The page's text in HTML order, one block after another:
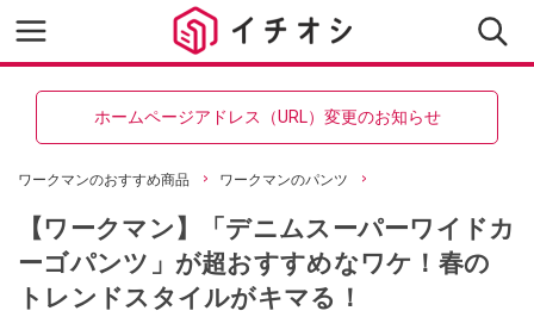
ホームページアドレス（URL）変更のお知らせ
ワークマンのおすすめ商品 ワークマンのパンツ
【ワークマン】「デニムスーパーワイドカ
ーゴパンツ」が超おすすめなワケ！春の
トレンドスタイルがキマる！